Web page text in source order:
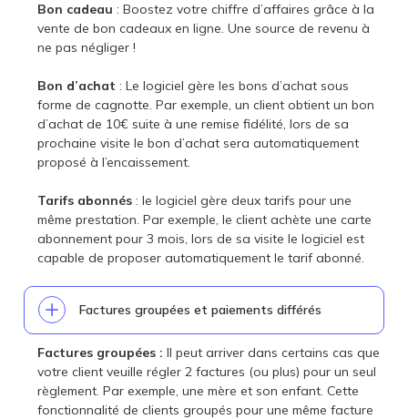
Bon cadeau : Boostez votre chiffre d’affaires grâce à la
vente de bon cadeaux en ligne. Une source de revenu à
ne pas négliger !
Bon d’achat : Le logiciel gère les bons d’achat sous
forme de cagnotte. Par exemple, un client obtient un bon
d’achat de 10€ suite à une remise fidélité, lors de sa
prochaine visite le bon d’achat sera automatiquement
proposé à l’encaissement.
Tarifs abonnés : le logiciel gère deux tarifs pour une
même prestation. Par exemple, le client achète une carte
abonnement pour 3 mois, lors de sa visite le logiciel est
capable de proposer automatiquement le tarif abonné.
Factures groupées et paiements différés
Factures groupées :Il peut arriver dans certains cas que
votre client veuille régler 2 factures (ou plus) pour un seul
règlement. Par exemple, une mère et son enfant. Cette
fonctionnalité de clients groupés pour une même facture